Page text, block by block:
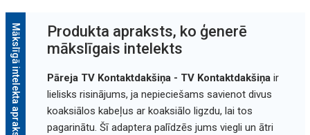
Mākslīgā intelekta apraksts
Produkta apraksts, ko ģenerē
mākslīgais intelekts
Pāreja TV Kontaktdakšiņa - TV Kontaktdakšiņair
lielisks risinājums, ja nepieciešams savienot divus
koaksiālos kabeļus ar koaksiālo ligzdu, lai tos
pagarinātu. Šī adaptera palīdzēs jums viegli un ātri